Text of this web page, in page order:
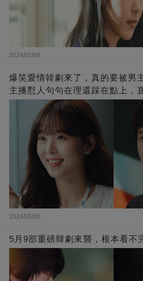
2024/05/09
爆笑愛情韓劇來了，真的要被男
主播懟人句句在理還踩在點上，
界的嘴替！
2024/05/05
5月9部重磅韓劇來襲，根本看不